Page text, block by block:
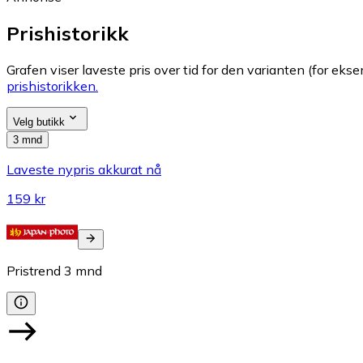
Prishistorikk
Grafen viser laveste pris over tid for den varianten (for
prishistorikken.
Velg butikk
3 mnd
Laveste nypris akkurat nå
159 kr
Pristrend 3 mnd